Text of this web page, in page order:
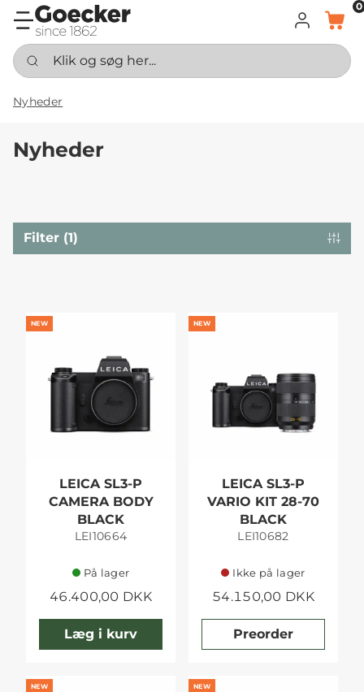
LOG INDKURV
0
Klik og søg her...
Nyheder
Nyheder
Filter (1)
NEW
LEICA SL3-P
CAMERA BODY
BLACK
LEI10664
På lager
46.400,00 DKK
Læg i kurv
NEW
LEICA SL3-P
VARIO KIT 28-70
BLACK
LEI10682
Ikke på lager
54.150,00 DKK
Preorder
NEW NEW